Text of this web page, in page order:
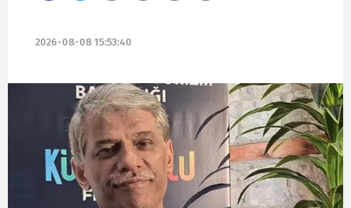
2026-08-08 15:53:40